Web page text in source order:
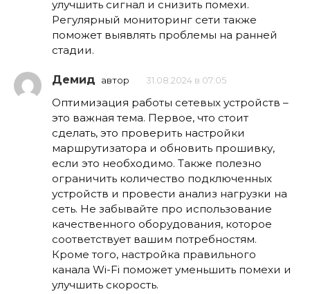
улучшить сигнал и снизить помехи.
Регулярный мониторинг сети также
поможет выявлять проблемы на ранней
стадии.
Демид автор 31.08.2024 в 07:05
Оптимизация работы сетевых устройств –
это важная тема. Первое, что стоит
сделать, это проверить настройки
маршрутизатора и обновить прошивку,
если это необходимо. Также полезно
ограничить количество подключенных
устройств и провести анализ нагрузки на
сеть. Не забывайте про использование
качественного оборудования, которое
соответствует вашим потребностям.
Кроме того, настройка правильного
канала Wi-Fi поможет уменьшить помехи и
улучшить скорость.